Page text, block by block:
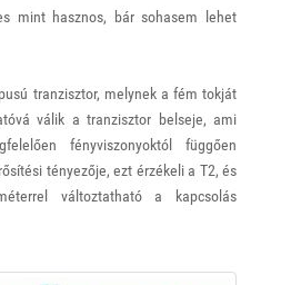
mint hasznos, bár sohasem lehet
tranzisztor, melynek a fém tokját
válik a tranzisztor belseje, ami
fényviszonyoktól függően
tényezője, ezt érzékeli a T2, és
változtatható a kapcsolás